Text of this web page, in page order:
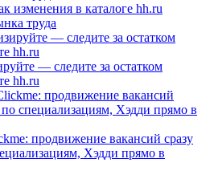
изменения в каталоге hh.ru
труда
— следите за остатком
hh.ru
продвижение вакансий сразу
Хэдди прямо в